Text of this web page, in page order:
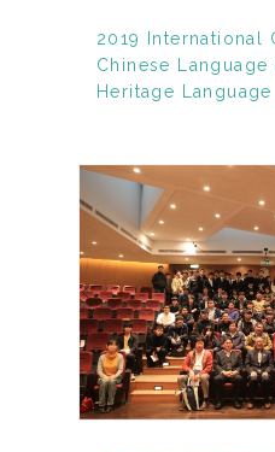
2019 International
Chinese Language
Heritage
Language